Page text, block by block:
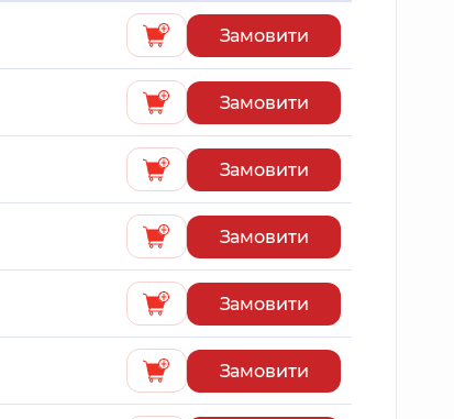
Замовити
Замовити
Замовити
Замовити
Замовити
Замовити